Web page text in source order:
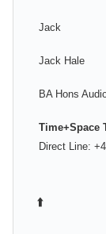
Jack
Jack Hale
BA Hons
Time+Space
Direct Line:
⬆️